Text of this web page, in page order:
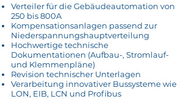
Verteiler für die Gebäudeautomation von
250 bis 800A
Kompensationsanlagen passend zur
Niederspannungshauptverteilung
Hochwertige technische
Dokumentationen (Aufbau-, Stromlauf-
und Klemmenpläne)
Revision technischer Unterlagen
Verarbeitung innovativer Bussysteme wie
LON, EIB, LCN und Profibus​